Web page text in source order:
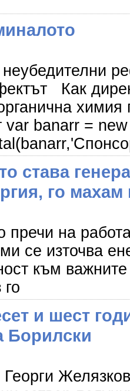
Как
var banarr =
става
го махам
пречи на
се източва
към
и шест
Борилски